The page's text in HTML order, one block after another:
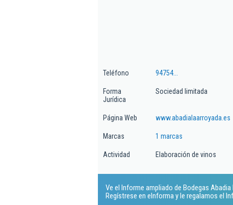
Teléfono 94754...
Forma
Jurídica
Sociedad limitada
Página Web www.abadialaarroyada.es
Marcas 1 marcas
Actividad Elaboración de vinos
Ve el Informe ampliado de Bodegas Abadia
Regístrese en eInforma y le regalamos el